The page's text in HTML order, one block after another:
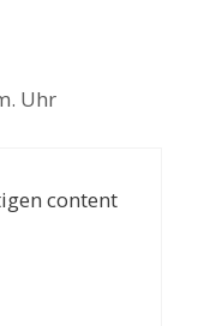
Uhr
content